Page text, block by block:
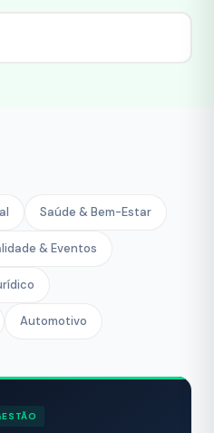
Saúde & Bem-Estar
& Eventos
Automotivo